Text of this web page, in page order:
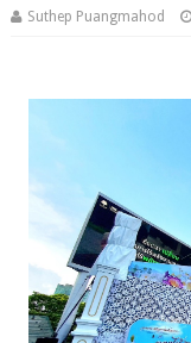
Suthep Puangmahod